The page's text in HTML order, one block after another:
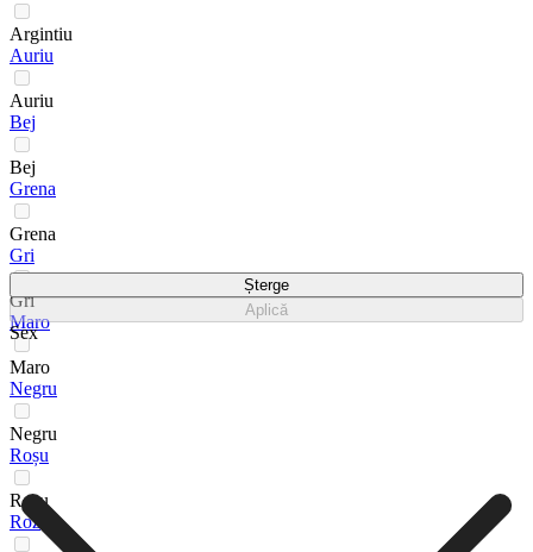
Argintiu
Auriu
Auriu
Bej
Bej
Grena
Grena
Gri
Gri
Maro
Maro
Negru
Negru
Roșu
Roșu
Roz
Șterge
Aplică
Sex